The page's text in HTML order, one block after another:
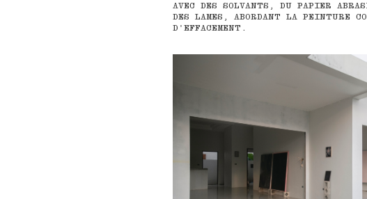
AVEC DES SOLVANTS, DU PAPIER
DES LAMES, ABORDANT LA PEINTURE
D'EFFACEMENT.